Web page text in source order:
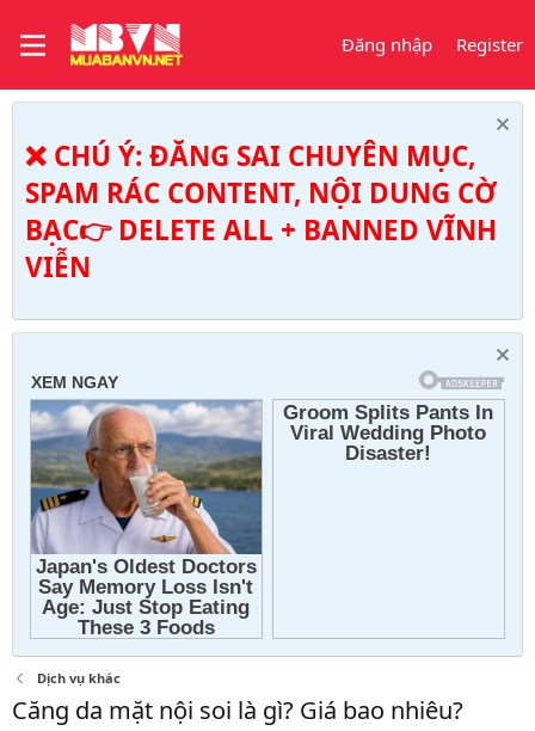
Đăng nhập Register
❌ CHÚ Ý: ĐĂNG SAI CHUYÊN MỤC,
SPAM RÁC CONTENT, NỘI DUNG CỜ
BẠC👉 DELETE ALL + BANNED VĨNH
VIỄN
Dịch vụ khác
Căng da mặt nội soi là gì? Giá bao nhiêu?